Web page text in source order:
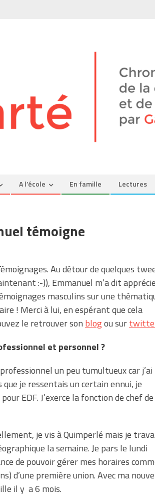
A l’école En famille Lectures
témoigne
Au détour de quelques
:-)), Emmanuel m’a dit
masculins sur une
! Merci à lui, en espérant que cela
le retrouver son blogou sur
et personnel ?
un peu tumultueux car j’ai
je ressentais un certain ennui, je
EDF. J’exerce la fonction de chef de
je vis à Quimperlé mais je
la semaine. Je pars le lundi
de pouvoir gérer mes horaires
d’une première union. Avec ma
il y a 6 mois.